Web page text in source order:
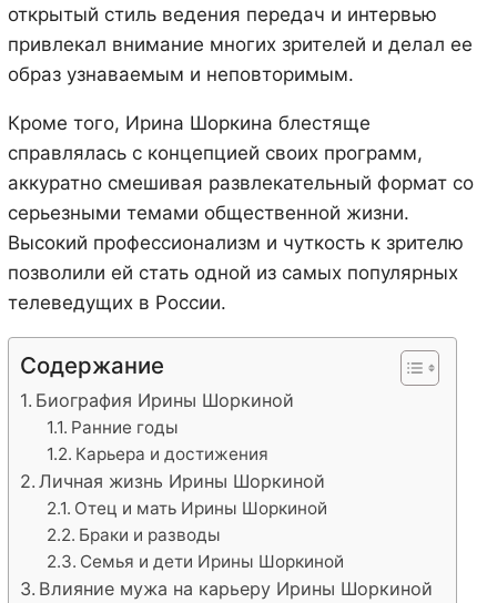
открытый стиль ведения передач и интервью
привлекал внимание многих зрителей и делал ее
образ узнаваемым и неповторимым.
Кроме того, Ирина Шоркина блестяще
справлялась с концепцией своих программ,
аккуратно смешивая развлекательный формат со
серьезными темами общественной жизни.
Высокий профессионализм и чуткость к зрителю
позволили ей стать одной из самых популярных
телеведущих в России.
Содержание
Биография Ирины Шоркиной
Ранние годы
Карьера и достижения
Личная жизнь Ирины Шоркиной
Отец и мать Ирины Шоркиной
Браки и разводы
Семья и дети Ирины Шоркиной
Влияние мужа на карьеру Ирины Шоркиной